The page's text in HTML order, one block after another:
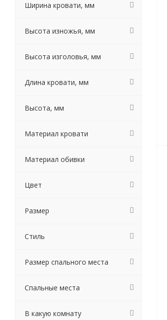
Ширина кровати, мм
Высота изножья, мм
Высота изголовья, мм
Длина кровати, мм
Высота, мм
Материал кровати
Материал обивки
Цвет
Размер
Стиль
Размер спального места
Спальные места
В какую комнату